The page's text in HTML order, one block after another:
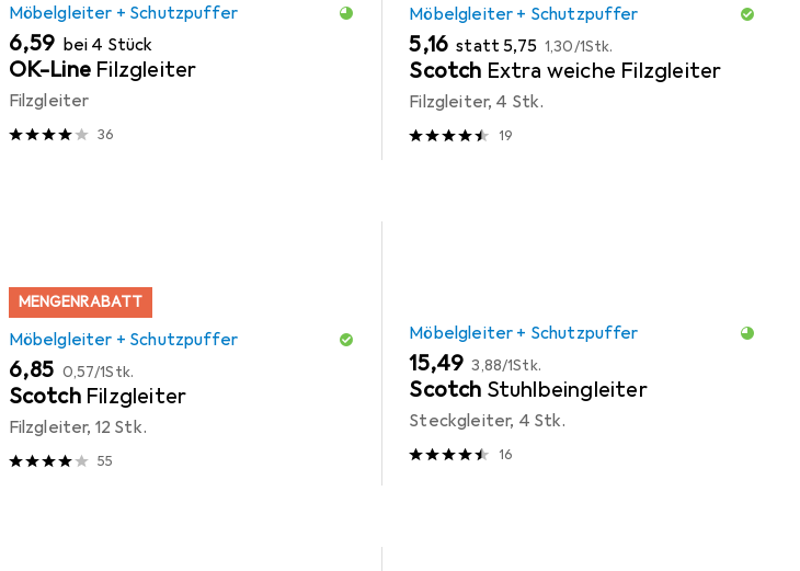
Möbelgleiter + Schutzpuffer
EUR
6,59 bei 4 Stück
OK-Line Filzgleiter
Filzgleiter
36
Möbelgleiter + Schutzpuffer
EUR
5,16 stattEUR
5,75 EUR
1,30/1Stk.
Scotch Extra weiche Filzgleiter
Filzgleiter, 4 Stk.
19
MENGENRABATT
Möbelgleiter + Schutzpuffer
EUR
6,85 EUR
0,57/1Stk.
Scotch Filzgleiter
Filzgleiter, 12 Stk.
55
Möbelgleiter + Schutzpuffer
EUR
15,49 EUR
3,88/1Stk.
Scotch Stuhlbeingleiter
Steckgleiter, 4 Stk.
16